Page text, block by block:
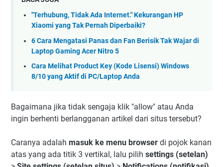
"Terhubung, Tidak Ada Internet." Kekurangan HP
Xiaomi yang Tak Pernah Diperbaiki?
6 Cara Mengatasi Panas dan Fan Berisik Tak Wajar di
Laptop Gaming Acer Nitro 5
Cara Melihat Product Key (Kode Lisensi) Windows
8/10 yang Aktif di PC/Laptop Anda
Bagaimana jika tidak sengaja klik "allow" atau Anda
ingin berhenti berlangganan artikel dari situs tersebut?
Caranya adalah masuk ke menu browser di pojok kanan
atas yang ada titik 3 vertikal, lalu pilih settings (setelan)